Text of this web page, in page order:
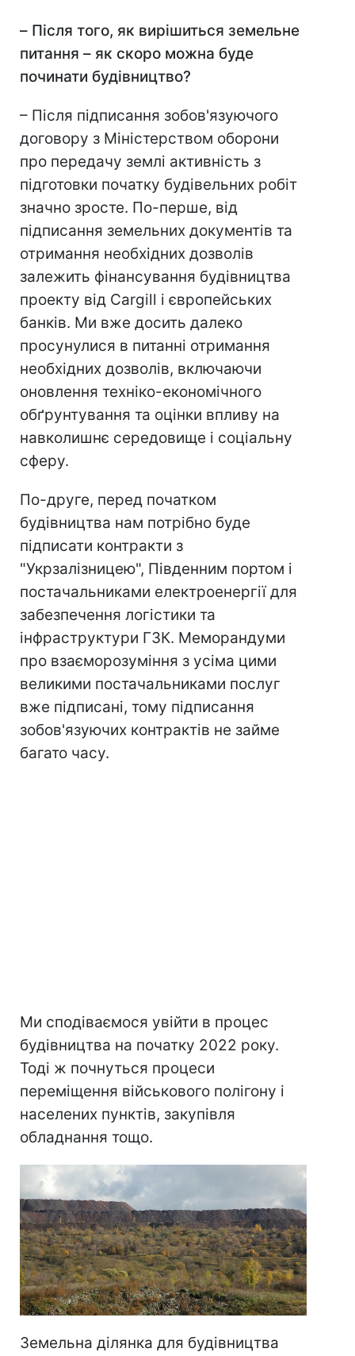
– Після того, як вирішиться земельне
питання – як скоро можна буде
починати будівництво?
– Після підписання зобов'язуючого
договору з Міністерством оборони
про передачу землі активність з
підготовки початку будівельних робіт
значно зросте. По-перше, від
підписання земельних документів та
отримання необхідних дозволів
залежить фінансування будівництва
проекту від Cargill і європейських
банків. Ми вже досить далеко
просунулися в питанні отримання
необхідних дозволів, включаючи
оновлення техніко-економічного
обґрунтування та оцінки впливу на
навколишнє середовище і соціальну
сферу.
По-друге, перед початком
будівництва нам потрібно буде
підписати контракти з
"Укрзалізницею", Південним портом і
постачальниками електроенергії для
забезпечення логістики та
інфраструктури ГЗК. Меморандуми
про взаєморозуміння з усіма цими
великими постачальниками послуг
вже підписані, тому підписання
зобов'язуючих контрактів не займе
багато часу.
Ми сподіваємося увійти в процес
будівництва на початку 2022 року.
Тоді ж почнуться процеси
переміщення військового полігону і
населених пунктів, закупівля
обладнання тощо.
Земельна ділянка для будівництва